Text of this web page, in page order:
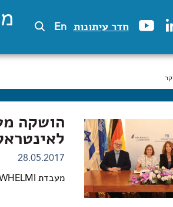
חדר עיתונות En
28.05.2017
מעבדת WHELMI לאינטראקציית לייזר-חומר